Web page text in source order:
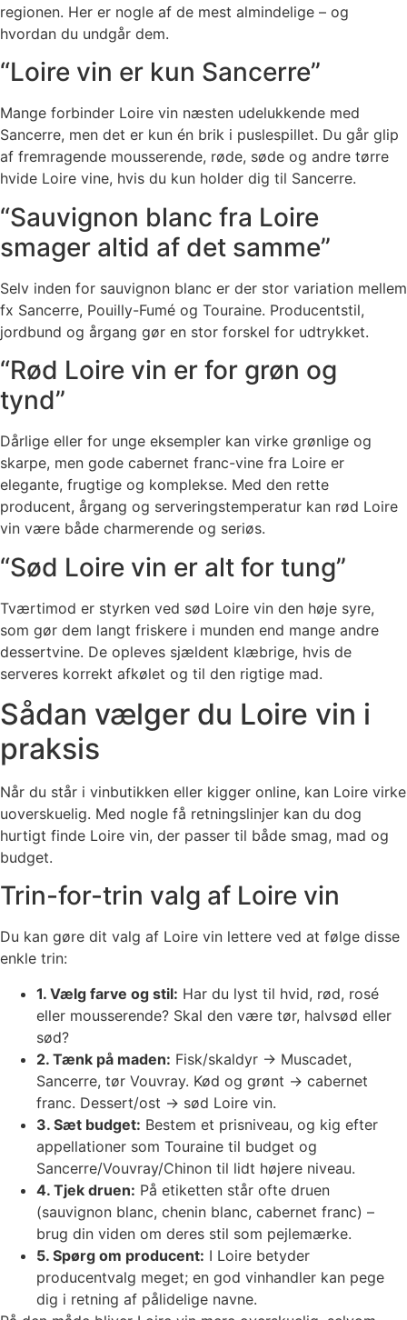
regionen. Her er nogle af de mest almindelige – og
hvordan du undgår dem.
“Loire vin er kun Sancerre”
Mange forbinder Loire vin næsten udelukkende med
Sancerre, men det er kun én brik i puslespillet. Du går glip
af fremragende mousserende, røde, søde og andre tørre
hvide Loire vine, hvis du kun holder dig til Sancerre.
“Sauvignon blanc fra Loire
smager altid af det samme”
Selv inden for sauvignon blanc er der stor variation mellem
fx Sancerre, Pouilly-Fumé og Touraine. Producentstil,
jordbund og årgang gør en stor forskel for udtrykket.
“Rød Loire vin er for grøn og
tynd”
Dårlige eller for unge eksempler kan virke grønlige og
skarpe, men gode cabernet franc-vine fra Loire er
elegante, frugtige og komplekse. Med den rette
producent, årgang og serveringstemperatur kan rød Loire
vin være både charmerende og seriøs.
“Sød Loire vin er alt for tung”
Tværtimod er styrken ved sød Loire vin den høje syre,
som gør dem langt friskere i munden end mange andre
dessertvine. De opleves sjældent klæbrige, hvis de
serveres korrekt afkølet og til den rigtige mad.
Sådan vælger du Loire vin i
praksis
Når du står i vinbutikken eller kigger online, kan Loire virke
uoverskuelig. Med nogle få retningslinjer kan du dog
hurtigt finde Loire vin, der passer til både smag, mad og
budget.
Trin-for-trin valg af Loire vin
Du kan gøre dit valg af Loire vin lettere ved at følge disse
enkle trin:
1. Vælg farve og stil: Har du lyst til hvid, rød, rosé
eller mousserende? Skal den være tør, halvsød eller
sød?
2. Tænk på maden: Fisk/skaldyr → Muscadet,
Sancerre, tør Vouvray. Kød og grønt → cabernet
franc. Dessert/ost → sød Loire vin.
3. Sæt budget: Bestem et prisniveau, og kig efter
appellationer som Touraine til budget og
Sancerre/Vouvray/Chinon til lidt højere niveau.
4. Tjek druen: På etiketten står ofte druen
(sauvignon blanc, chenin blanc, cabernet franc) –
brug din viden om deres stil som pejlemærke.
5. Spørg om producent: I Loire betyder
producentvalg meget; en god vinhandler kan pege
dig i retning af pålidelige navne.